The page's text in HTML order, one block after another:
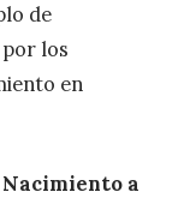
de
los
en
a